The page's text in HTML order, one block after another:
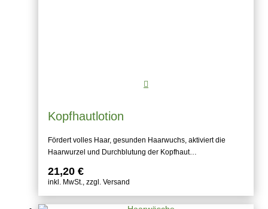
Kopfhautlotion
Fördert volles Haar, gesunden Haarwuchs, aktiviert die
Haarwurzel und Durchblutung der Kopfhaut…
21,20 €
inkl. MwSt., zzgl. Versand